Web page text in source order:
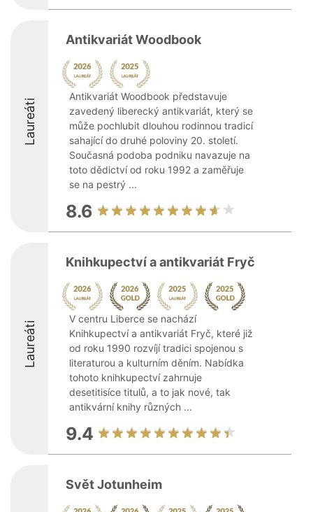
Laureáti
Antikvariát Woodbook
Antikvariát Woodbook představuje
zavedený liberecký antikvariát, který se
může pochlubit dlouhou rodinnou tradicí
sahající do druhé poloviny 20. století.
Současná podoba podniku navazuje na
toto dědictví od roku 1992 a zaměřuje
se na pestrý ...
8.6
Laureáti
Knihkupectví a antikvariát Fryč
V centru Liberce se nachází
Knihkupectví a antikvariát Fryč, které již
od roku 1990 rozvíjí tradici spojenou s
literaturou a kulturním děním. Nabídka
tohoto knihkupectví zahrnuje
desetitisíce titulů, a to jak nové, tak
antikvární knihy různých ...
9.4
Svět Jotunheim